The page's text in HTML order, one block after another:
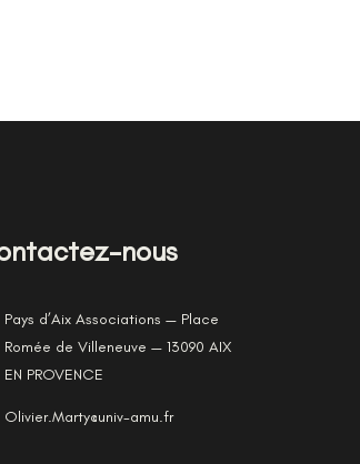
nous
Pays d’Aix Associations — Place
Romée de Villeneuve — 13090 AIX
EN PROVENCE
Olivier.Marty@univ-amu.fr